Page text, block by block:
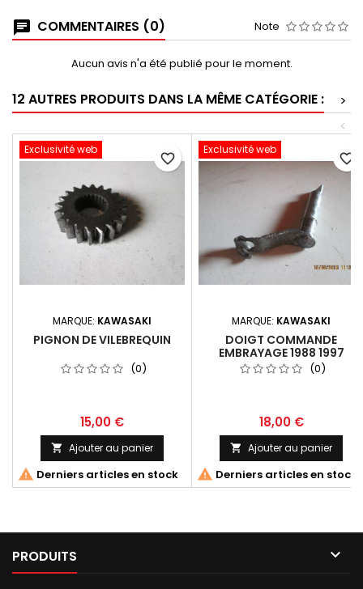
COMMENTAIRES (0) Note
Aucun avis n'a été publié pour le moment.
12 AUTRES PRODUITS DANS LA MÊME CATÉGORIE :
>
<
Exclusivité web
MARQUE: KAWASAKI
PIGNON DE VILEBREQUIN
(0)
15,00 €
 Ajouter au panier
 Derniers articles en stock
favorite_border
Exclusivité web
MARQUE: KAWASAKI
DOIGT COMMANDE
EMBRAYAGE 1988 1997
(0)
18,00 €
 Ajouter au panier
 Derniers articles en stock
favorite_border
PRODUITS 